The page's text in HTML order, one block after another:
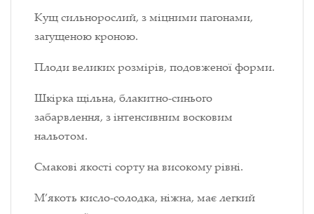
Кущ сильнорослий, з міцними пагонами,
загущеною кроною.
Плоди великих розмірів, подовженої форми.
Шкірка щільна, блакитно-синього
забарвлення, з інтенсивним восковим
нальотом.
Смакові якості сорту на високому рівні.
М’якоть кисло-солодка, ніжна, має легкий